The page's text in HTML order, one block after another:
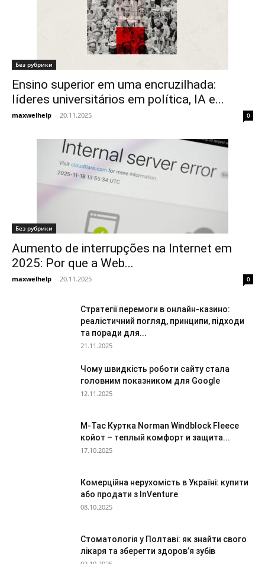
Без рубрики
Ensino superior em uma encruzilhada:
líderes universitários em política, IA e...
maxwelhelp - 20.11.2025 0
Без рубрики
Aumento de interrupções na Internet em
2025: Por que a Web...
maxwelhelp - 20.11.2025 0
Стратегії перемоги в онлайн-казино:
реалістичний погляд, принципи, підходи
та поради для...
21.11.2025
Чому швидкість роботи сайту стала
головним показником для Google
12.11.2025
M-Tac Куртка Norman Windblock Fleece
койот – теплый комфорт и защита...
17.10.2025
Комерційна нерухомість в Україні: купити
або продати з InVenture
08.10.2025
Стоматологія у Полтаві: як знайти свого
лікаря та зберегти здоров’я зубів